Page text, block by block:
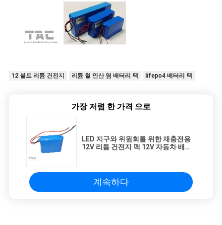
12 볼트 리튬 건전지 리튬 철 인산 염 배터리 팩 lifepo4 배터리 팩
가장 저렴 한 가격 으로
LED 지구와 위원회를 위한 재충전용
12V 리튬 건전지 팩 12V 자동차 배터
계속하다